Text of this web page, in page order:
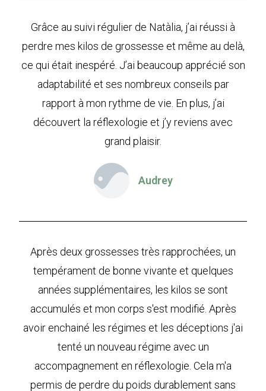
Grâce au suivi régulier de Natàlia, j’ai réussi à
perdre mes kilos de grossesse et même au delà,
ce qui était inespéré. J’ai beaucoup apprécié son
adaptabilité et ses nombreux conseils par
rapport à mon rythme de vie. En plus, j’ai
découvert la réflexologie et j’y reviens avec
grand plaisir.
Audrey
Après deux grossesses très rapprochées, un
tempérament de bonne vivante et quelques
années supplémentaires, les kilos se sont
accumulés et mon corps s'est modifié. Après
avoir enchainé les régimes et les déceptions j'ai
tenté un nouveau régime avec un
accompagnement en réflexologie. Cela m'a
permis de perdre du poids durablement sans